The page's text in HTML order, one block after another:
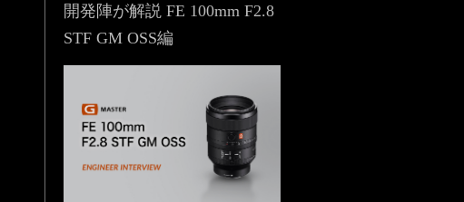
開発陣が解説 FE 100mm F2.8
STF GM OSS編